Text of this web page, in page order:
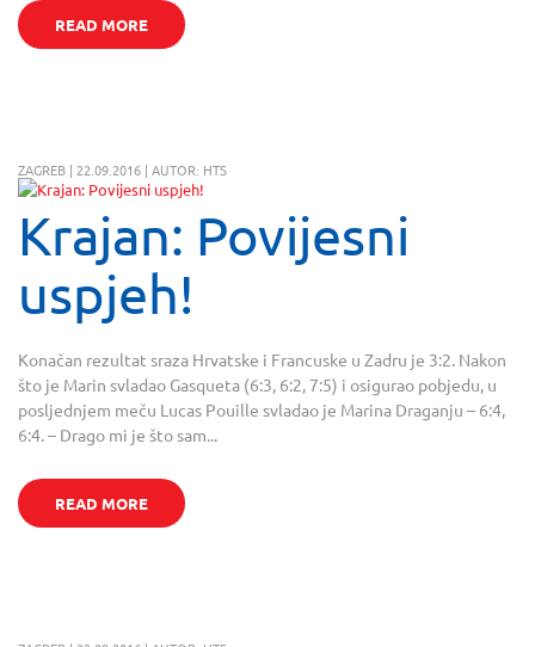
READ MORE
ZAGREB | 22.09.2016 | AUTOR: HTS
Krajan: Povijesni
uspjeh!
Konačan rezultat sraza Hrvatske i Francuske u Zadru je 3:2. Nakon
što je Marin svladao Gasqueta (6:3, 6:2, 7:5) i osigurao pobjedu, u
posljednjem meču Lucas Pouille svladao je Marina Draganju – 6:4,
6:4. – Drago mi je što sam...
READ MORE